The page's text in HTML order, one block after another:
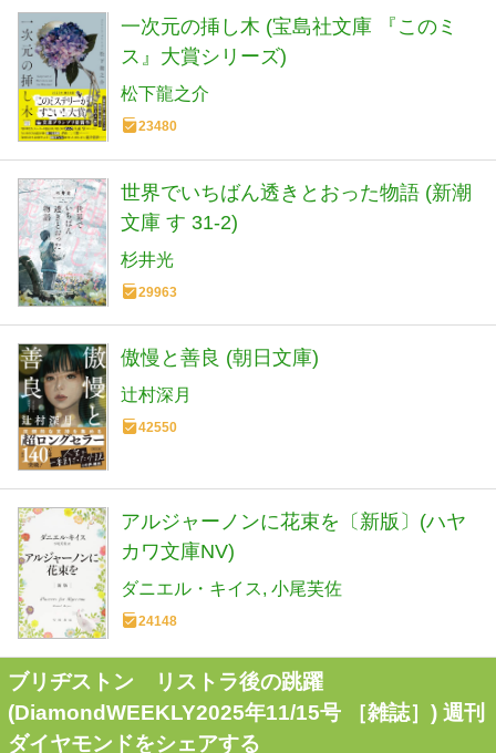
一次元の挿し木 (宝島社文庫 『このミ
ス』大賞シリーズ)
松下龍之介
23480
世界でいちばん透きとおった物語 (新潮
文庫 す 31-2)
杉井光
29963
傲慢と善良 (朝日文庫)
辻村深月
42550
アルジャーノンに花束を〔新版〕(ハヤ
カワ文庫NV)
ダニエル・キイス 小尾芙佐
24148
ブリヂストン リストラ後の跳躍
(DiamondWEEKLY2025年11/15号 ［雑誌］) 週刊
ダイヤモンドをシェアする